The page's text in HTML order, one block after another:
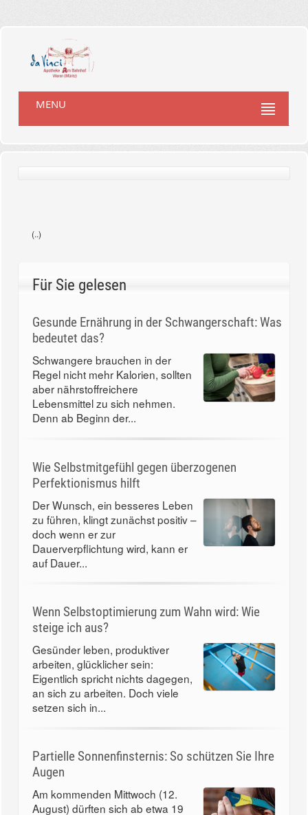
MENU
(..)
Für Sie gelesen
Gesunde Ernährung in der Schwangerschaft: Was
bedeutet das?
Schwangere brauchen in der
Regel nicht mehr Kalorien, sollten
aber nährstoffreichere
Lebensmittel zu sich nehmen.
Denn ab Beginn der...
Wie Selbstmitgefühl gegen überzogenen
Perfektionismus hilft
Der Wunsch, ein besseres Leben
zu führen, klingt zunächst positiv –
doch wenn er zur
Dauerverpflichtung wird, kann er
auf Dauer...
Wenn Selbstoptimierung zum Wahn wird: Wie
steige ich aus?
Gesünder leben, produktiver
arbeiten, glücklicher sein:
Eigentlich spricht nichts dagegen,
an sich zu arbeiten. Doch viele
setzen sich in...
Partielle Sonnenfinsternis: So schützen Sie Ihre
Augen
Am kommenden Mittwoch (12.
August) dürften sich ab etwa 19